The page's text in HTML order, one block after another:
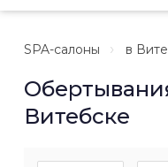
SPA-салоны в
Витебске